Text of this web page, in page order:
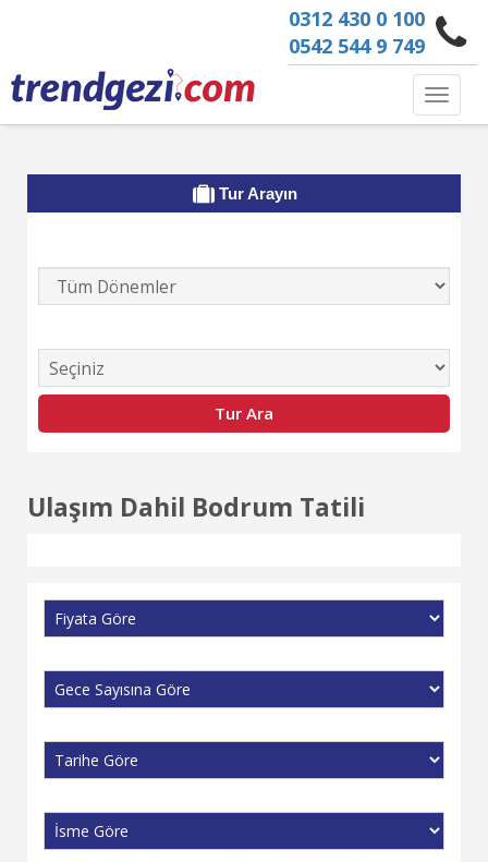
0312 430 0 100
0542 544 9 749
Tur Arayın
Ulaşım Dahil Bodrum Tatili